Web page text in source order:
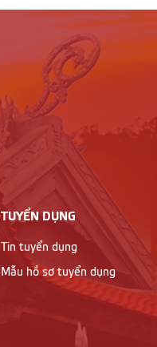
TUYỂN DỤNG
Tin tuyển dụng
Mẫu hồ sơ tuyển dụng